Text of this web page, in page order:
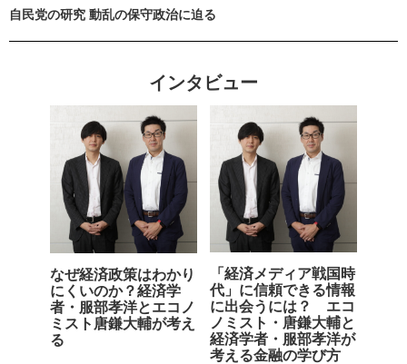
自民党の研究 動乱の保守政治に迫る
インタビュー
なぜ経済政策はわかり
にくいのか？経済学
者・服部孝洋とエコノ
ミスト唐鎌大輔が考え
る
「経済メディア戦国時
代」に信頼できる情報
に出会うには？ エコ
ノミスト・唐鎌大輔と
経済学者・服部孝洋が
考える金融の学び方